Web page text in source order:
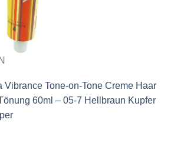
Vibrance Tone-on-Tone Creme Haar
60ml – 05-7 Hellbraun Kupfer